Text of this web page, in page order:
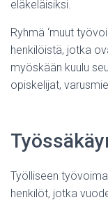
eläkeläisiksi.
Ryhmä ‘muut
henkilöistä, jotka
myöskään kuulu
opiskelijat,
Työlliseen
henkilöt, jotka